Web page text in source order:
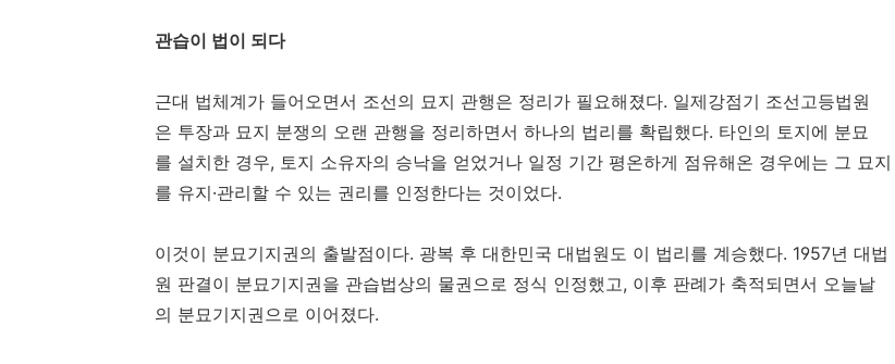
관습이 법이 되다
근대 법체계가 들어오면서 조선의 묘지 관행은 정리가 필요해졌다. 일제강점기 조선고등법원
은 투장과 묘지 분쟁의 오랜 관행을 정리하면서 하나의 법리를 확립했다. 타인의 토지에 분묘
를 설치한 경우, 토지 소유자의 승낙을 얻었거나 일정 기간 평온하게 점유해온 경우에는 그 묘지
를 유지·관리할 수 있는 권리를 인정한다는 것이었다.
이것이 분묘기지권의 출발점이다. 광복 후 대한민국 대법원도 이 법리를 계승했다. 1957년 대법
원 판결이 분묘기지권을 관습법상의 물권으로 정식 인정했고, 이후 판례가 축적되면서 오늘날
의 분묘기지권으로 이어졌다.